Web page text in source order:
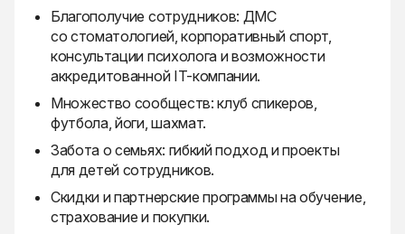
Благополучие сотрудников: ДМС
со стоматологией, корпоративный спорт,
консультации психолога и возможности
аккредитованной IT-компании.
Множество сообществ: клуб спикеров,
футбола, йоги, шахмат.
Забота о семьях: гибкий подход и проекты
для детей сотрудников.
Скидки и партнерские программы на обучение,
страхование и покупки.